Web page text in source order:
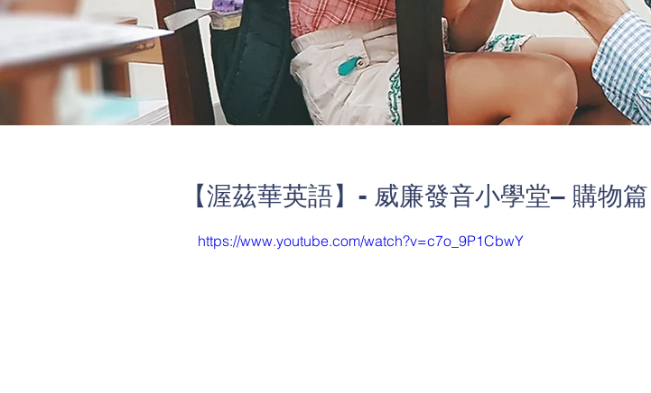
【渥茲華英語】- 威廉發音小學堂– 購物篇
https://www.youtube.com/watch?v=c7o_9P1CbwY